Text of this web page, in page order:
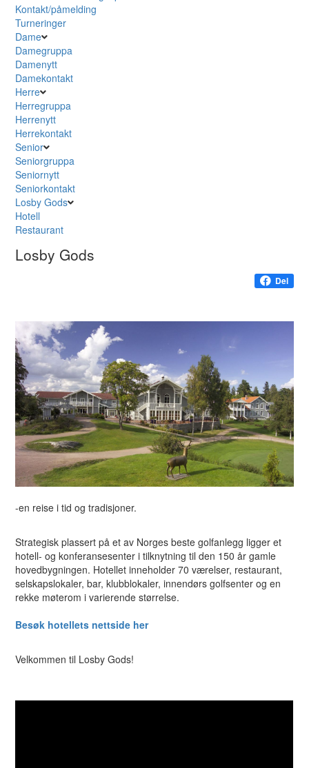
Kontakt/påmelding
Turneringer
Dame
Damegruppa
Damenytt
Damekontakt
Herre
Herregruppa
Herrenytt
Herrekontakt
Senior
Seniorgruppa
Seniornytt
Seniorkontakt
Losby Gods
Hotell
Restaurant
Losby Gods
Del
-en reise i tid og tradisjoner.
Strategisk plassert på et av Norges beste golfanlegg ligger et
hotell- og konferansesenter i tilknytning til den 150 år gamle
hovedbygningen. Hotellet inneholder 70 værelser, restaurant,
selskapslokaler, bar, klubblokaler, innendørs golfsenter og en
rekke møterom i varierende størrelse.
Besøk hotellets nettside her
Velkommen til Losby Gods!